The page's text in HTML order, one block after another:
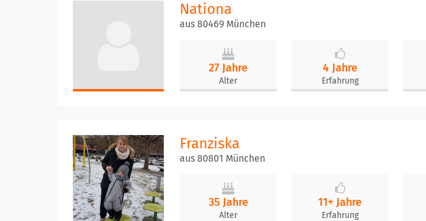
Nationa
aus 80469 München
27 Jahre
Alter
4 Jahre
Erfahrung
Franziska
aus 80801 München
35 Jahre
Alter
11+ Jahre
Erfahrung